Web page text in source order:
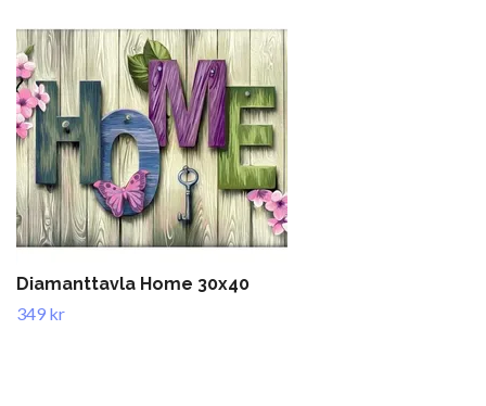
Diamanttavla Home 30x40
349 kr